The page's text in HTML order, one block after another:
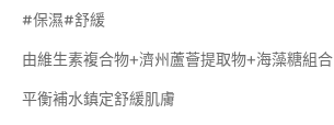
#保濕#舒緩
由維生素複合物+濟州蘆薈提取物+海藻糖組合
平衡補水鎮定舒緩肌膚